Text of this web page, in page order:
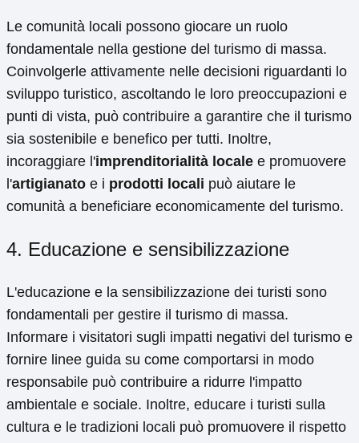
Le comunità locali possono giocare un ruolo
fondamentale nella gestione del turismo di massa.
Coinvolgerle attivamente nelle decisioni riguardanti lo
sviluppo turistico, ascoltando le loro preoccupazioni e
punti di vista, può contribuire a garantire che il turismo
sia sostenibile e benefico per tutti. Inoltre,
incoraggiare l'imprenditorialità locale e promuovere
l'artigianato e i prodotti locali può aiutare le
comunità a beneficiare economicamente del turismo.
4. Educazione e sensibilizzazione
L'educazione e la sensibilizzazione dei turisti sono
fondamentali per gestire il turismo di massa.
Informare i visitatori sugli impatti negativi del turismo e
fornire linee guida su come comportarsi in modo
responsabile può contribuire a ridurre l'impatto
ambientale e sociale. Inoltre, educare i turisti sulla
cultura e le tradizioni locali può promuovere il rispetto